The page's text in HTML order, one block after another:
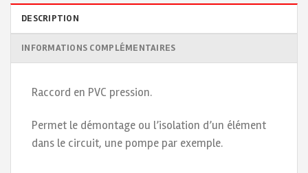
DESCRIPTION
INFORMATIONS COMPLÉMENTAIRES
Raccord en PVC pression.
Permet le démontage ou l’isolation d’un élément
dans le circuit, une pompe par exemple.